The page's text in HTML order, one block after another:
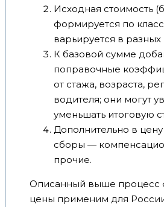
Исходная стоимость
формируется по
варьируется в разных
К базовой сумме
поправочные
от стажа, возраста,
водителя; они могут
уменьшать итоговую
Дополнительно в
сборы —
прочие.
Описанный выше процесс
цены применим для